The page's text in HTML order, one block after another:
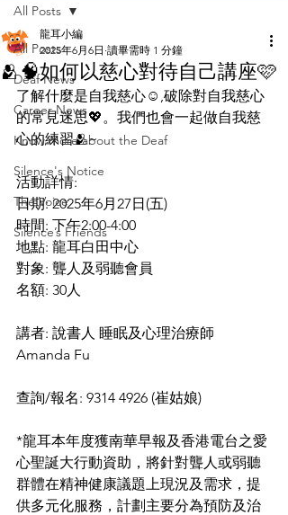
All Posts
Deaf News
Career News
Know more about the Deaf
Silence's Notice
The Voice
Silence’s Friends
All Posts
🫂🧠如何以慈心對待自己講座🩷
龍耳小編
2025年6月6日 讀畢需時 1 分鐘
了解什麼是自我慈心☺️,破除對自我慈心
的常見迷思💖。我們也會一起做自我慈
心的練習🫂~
活動詳情:
日期: 2025年6月27日(五)
時間: 下午2:00-4:00
地點: 龍耳白田中心
對象: 聾人及弱聽會員
名額: 30人
講者: 說書人 睡眠及心理治療師
Amanda Fu
查詢/報名: 9314 4926 (崔姑娘)
*龍耳本年度獲南華早報及香港電台之愛
心聖誕大行動資助，將針對聾人或弱聽
群體在精神健康議題上現況及需求，提
供多元化服務，計劃主要分為預防及治